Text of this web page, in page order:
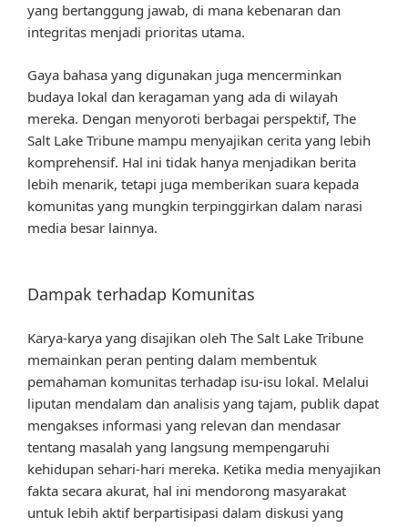
yang bertanggung jawab, di mana kebenaran dan
integritas menjadi prioritas utama.
Gaya bahasa yang digunakan juga mencerminkan
budaya lokal dan keragaman yang ada di wilayah
mereka. Dengan menyoroti berbagai perspektif, The
Salt Lake Tribune mampu menyajikan cerita yang lebih
komprehensif. Hal ini tidak hanya menjadikan berita
lebih menarik, tetapi juga memberikan suara kepada
komunitas yang mungkin terpinggirkan dalam narasi
media besar lainnya.
Dampak terhadap Komunitas
Karya-karya yang disajikan oleh The Salt Lake Tribune
memainkan peran penting dalam membentuk
pemahaman komunitas terhadap isu-isu lokal. Melalui
liputan mendalam dan analisis yang tajam, publik dapat
mengakses informasi yang relevan dan mendasar
tentang masalah yang langsung mempengaruhi
kehidupan sehari-hari mereka. Ketika media menyajikan
fakta secara akurat, hal ini mendorong masyarakat
untuk lebih aktif berpartisipasi dalam diskusi yang